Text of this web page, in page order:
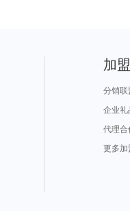
加
分销联
企业礼
代理合
更多加